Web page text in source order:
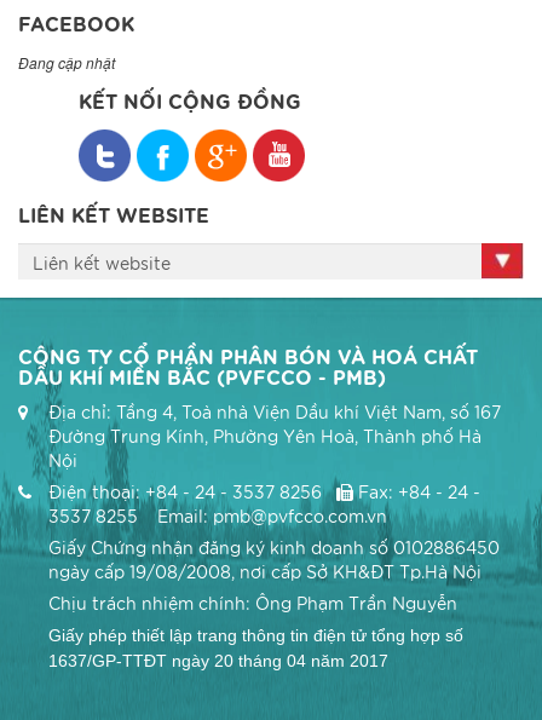
FACEBOOK
Đang cập nhật
KẾT NỐI CỘNG ĐỒNG
LIÊN KẾT WEBSITE
Liên kết website
CÔNG TY CỔ PHẦN PHÂN BÓN VÀ HOÁ CHẤT
DẦU KHÍ MIỀN BẮC (PVFCCO - PMB)
Địa chỉ: Tầng 4, Toà nhà Viện Dầu khí Việt Nam, số 167
Đường Trung Kính, Phường Yên Hoà, Thành phố Hà
Nội
Điện thoại: +84 - 24 - 3537 8256
Fax: +84 - 24 -
3537 8255 Email: pmb@pvfcco.com.vn
Giấy Chứng nhận đăng ký kinh doanh số 0102886450
ngày cấp 19/08/2008, nơi cấp Sở KH&ĐT Tp.Hà Nội
Chịu trách nhiệm chính: Ông Phạm Trần Nguyễn
Giấy phép thiết lập trang thông tin điện tử tổng hợp số
1637/GP-TTĐT ngày 20 tháng 04 năm 2017